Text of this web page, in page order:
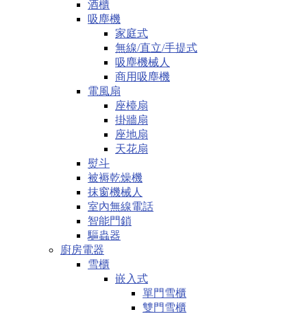
酒櫃
吸塵機
家庭式
無線/直立/手提式
吸塵機械人
商用吸塵機
電風扇
座檯扇
掛牆扇
座地扇
天花扇
熨斗
被褥乾燥機
抹窗機械人
室內無線電話
智能門鎖
驅蟲器
廚房電器
雪櫃
嵌入式
單門雪櫃
雙門雪櫃